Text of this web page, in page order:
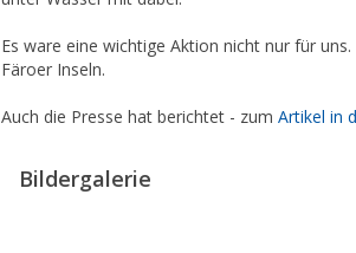
Es ware eine wichtige Aktion nicht nur für
Färoer Inseln.
Auch die Presse hat berichtet - zum Artikel in
Bildergalerie